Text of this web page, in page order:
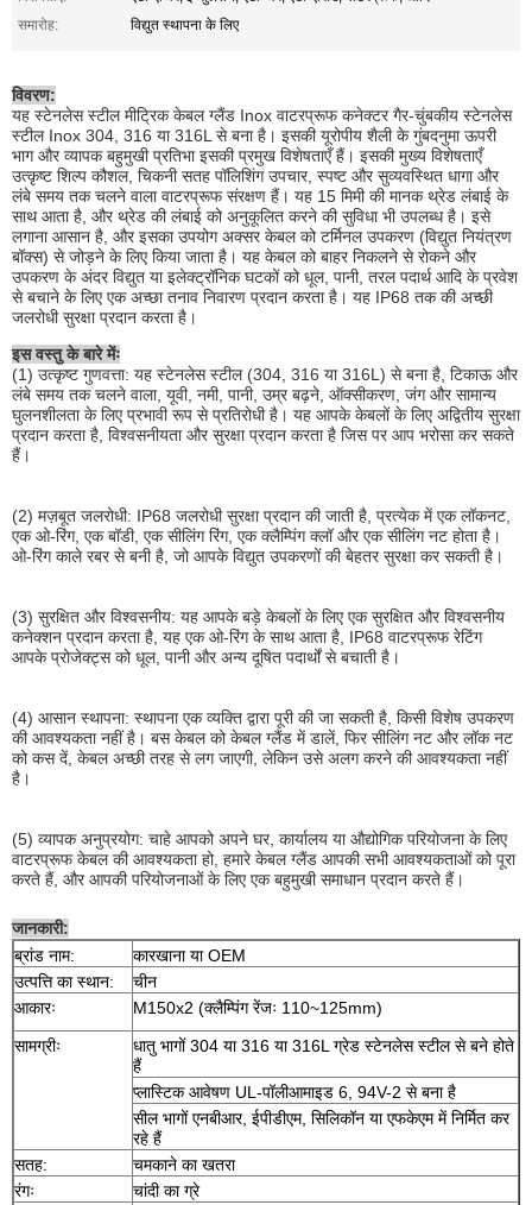
समारोह:
विद्युत स्थापना के लिए
विवरण:
यह स्टेनलेस स्टील मीट्रिक केबल ग्लैंड Inox वाटरप्रूफ कनेक्टर गैर-चुंबकीय स्टेनलेस
स्टील Inox 304, 316 या 316L से बना है। इसकी यूरोपीय शैली के गुंबदनुमा ऊपरी
भाग और व्यापक बहुमुखी प्रतिभा इसकी प्रमुख विशेषताएँ हैं। इसकी मुख्य विशेषताएँ
उत्कृष्ट शिल्प कौशल, चिकनी सतह पॉलिशिंग उपचार, स्पष्ट और सुव्यवस्थित धागा और
लंबे समय तक चलने वाला वाटरप्रूफ संरक्षण हैं। यह 15 मिमी की मानक थ्रेड लंबाई के
साथ आता है, और थ्रेड की लंबाई को अनुकूलित करने की सुविधा भी उपलब्ध है। इसे
लगाना आसान है, और इसका उपयोग अक्सर केबल को टर्मिनल उपकरण (विद्युत नियंत्रण
बॉक्स) से जोड़ने के लिए किया जाता है। यह केबल को बाहर निकलने से रोकने और
उपकरण के अंदर विद्युत या इलेक्ट्रॉनिक घटकों को धूल, पानी, तरल पदार्थ आदि के प्रवेश
से बचाने के लिए एक अच्छा तनाव निवारण प्रदान करता है। यह IP68 तक की अच्छी
जलरोधी सुरक्षा प्रदान करता है।
इस वस्तु के बारे मेंः
(1) उत्कृष्ट गुणवत्ता: यह स्टेनलेस स्टील (304, 316 या 316L) से बना है, टिकाऊ और
लंबे समय तक चलने वाला, यूवी, नमी, पानी, उम्र बढ़ने, ऑक्सीकरण, जंग और सामान्य
घुलनशीलता के लिए प्रभावी रूप से प्रतिरोधी है। यह आपके केबलों के लिए अद्वितीय सुरक्षा
प्रदान करता है, विश्वसनीयता और सुरक्षा प्रदान करता है जिस पर आप भरोसा कर सकते
हैं।
(2) मज़बूत जलरोधी: IP68 जलरोधी सुरक्षा प्रदान की जाती है, प्रत्येक में एक लॉकनट,
एक ओ-रिंग, एक बॉडी, एक सीलिंग रिंग, एक क्लैम्पिंग क्लॉ और एक सीलिंग नट होता है।
ओ-रिंग काले रबर से बनी है, जो आपके विद्युत उपकरणों की बेहतर सुरक्षा कर सकती है।
(3) सुरक्षित और विश्वसनीय: यह आपके बड़े केबलों के लिए एक सुरक्षित और विश्वसनीय
कनेक्शन प्रदान करता है, यह एक ओ-रिंग के साथ आता है, IP68 वाटरप्रूफ रेटिंग
आपके प्रोजेक्ट्स को धूल, पानी और अन्य दूषित पदार्थों से बचाती है।
(4) आसान स्थापना: स्थापना एक व्यक्ति द्वारा पूरी की जा सकती है, किसी विशेष उपकरण
की आवश्यकता नहीं है। बस केबल को केबल ग्लैंड में डालें, फिर सीलिंग नट और लॉक नट
को कस दें, केबल अच्छी तरह से लग जाएगी, लेकिन उसे अलग करने की आवश्यकता नहीं
है।
(5) व्यापक अनुप्रयोग: चाहे आपको अपने घर, कार्यालय या औद्योगिक परियोजना के लिए
वाटरप्रूफ केबल की आवश्यकता हो, हमारे केबल ग्लैंड आपकी सभी आवश्यकताओं को पूरा
करते हैं, और आपकी परियोजनाओं के लिए एक बहुमुखी समाधान प्रदान करते हैं।
जानकारी:
ब्रांड नाम:
कारखाना या OEM
उत्पत्ति का स्थान:
चीन
आकारः
M150x2 (क्लैम्पिंग रेंजः 110~125mm)
सामग्रीः
धातु भागों 304 या 316 या 316L ग्रेड स्टेनलेस स्टील से बने होते
हैं
प्लास्टिक आवेषण UL-पॉलीआमाइड 6, 94V-2 से बना है
सील भागों एनबीआर, ईपीडीएम, सिलिकॉन या एफकेएम में निर्मित कर
रहे हैं
सतह:
चमकाने का खतरा
रंगः
चांदी का ग्रे